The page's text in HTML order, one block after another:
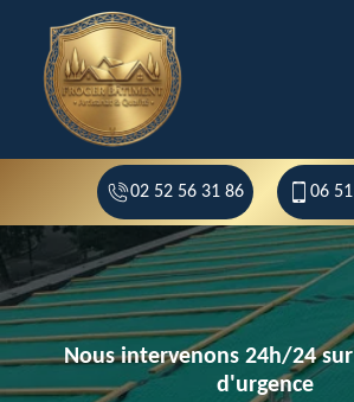
02 52 56 31 86 06
Nous intervenons 24h/24
d'urgence